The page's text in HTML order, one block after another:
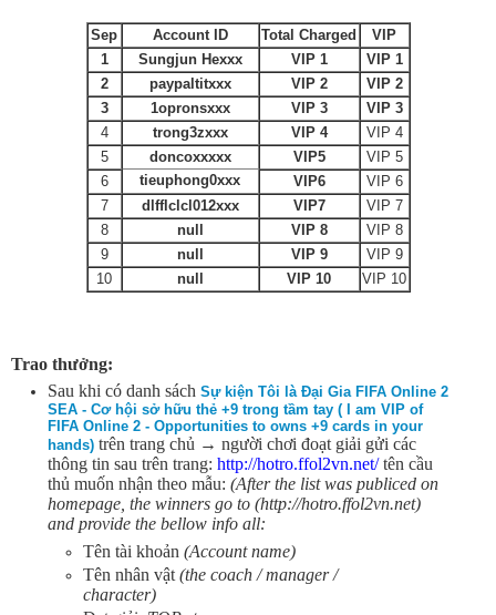
Sep Account ID Total Charged
VIP
1
Sungjun Hexxx VIP 1
VIP 1
2
paypaltitxxx VIP 2
VIP 2
3
1opronsxxx VIP 3
VIP 3
4
trong3zxxx VIP 4
VIP 4
5
doncoxxxxx VIP5
VIP 5
6
tieuphong0xxx VIP6
VIP 6
7
dlfflclcl012xxx VIP7
VIP 7
8
null VIP 8
VIP 8
9
null VIP 9
VIP 9
10
null VIP 10 VIP 10
Trao thưởng:
Sau khi có danh sách Sự kiện Tôi là Đại Gia FIFA Online 2
SEA - Cơ hội sở hữu thẻ +9 trong tầm tay ( I am VIP of
FIFA Online 2 - Opportunities to owns +9 cards in your
hands)trên trang chủ → người chơi đoạt giải gửi các
thông tin sau trên trang: http://hotro.ffol2vn.net/tên cầu
thủ muốn nhận theo mẫu: (After the list was publiced on
homepage, the winners go to (http://hotro.ffol2vn.net)
and provide the bellow info all:
Tên tài khoản (Account name)
Tên nhân vật (the coach / manager /
character)